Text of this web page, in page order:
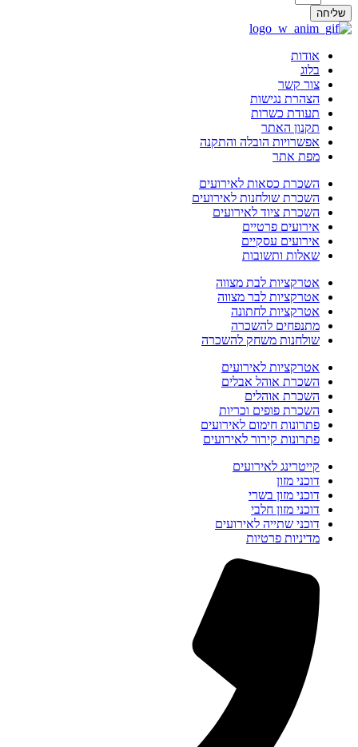
שליחה
אודות
בלוג
צור קשר
הצהרת נגישות
תעודת כשרות
תקנון האתר
אפשרויות הובלה והתקנה
מפת אתר
השכרת כסאות לאירועים
השכרת שולחנות לאירועים
השכרת ציוד לאירועים
אירועים פרטיים
אירועים עסקיים
שאלות ותשובות
אטרקציות לבת מצווה
אטרקציות לבר מצווה
אטרקציות לחתונה
מתנפחים להשכרה
שולחנות משחק להשכרה
אטרקציות לאירועים
השכרת אוהל אבלים
השכרת אוהלים
השכרת פופים וכריות
פתרונות חימום לאירועים
פתרונות קירור לאירועים
קייטרינג לאירועים
דוכני מזון
דוכני מזון בשרי
דוכני מזון חלבי
דוכני שתייה לאירועים
מדיניות פרטיות